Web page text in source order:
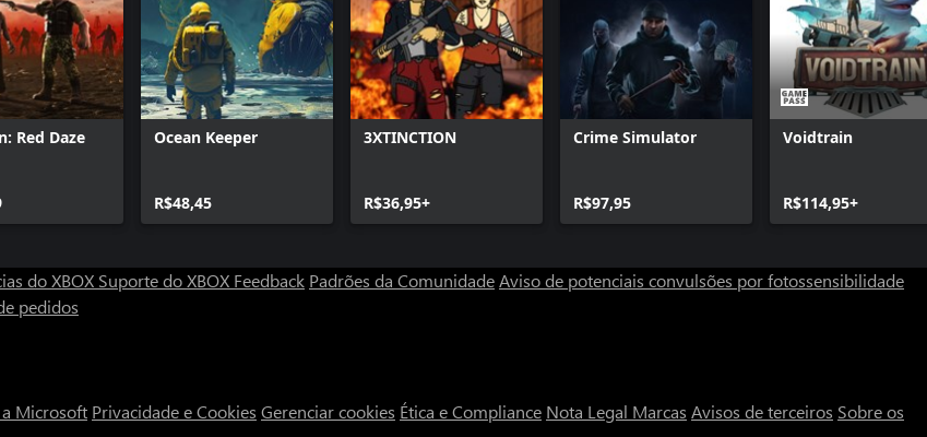
Red Daze Ocean Keeper
R$48,45
3XTINCTION
R$36,95+
Crime Simulator
R$97,95
Voidtrain
R$114,95+
do XBOX Suporte do XBOX Feedback Padrões da ComunidadeAviso de potenciais convulsões por fotossensibilidade
pedidos
Microsoft Privacidade e Cookies Gerenciar cookies Ética e Compliance Nota Legal Marcas Avisos de terceiros Sobre os